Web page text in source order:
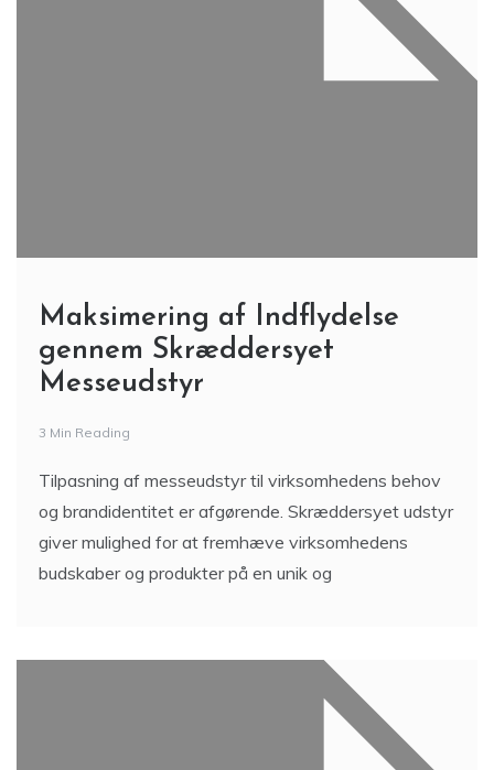
Maksimering af Indflydelse
gennem Skræddersyet
Messeudstyr
3 Min Reading
Tilpasning af messeudstyr til virksomhedens behov
og brandidentitet er afgørende. Skræddersyet udstyr
giver mulighed for at fremhæve virksomhedens
budskaber og produkter på en unik og